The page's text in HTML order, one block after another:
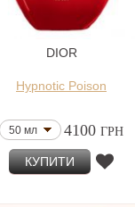
DIOR
Hypnotic Poison
50 мл 4100 ГРН
КУПИТИ